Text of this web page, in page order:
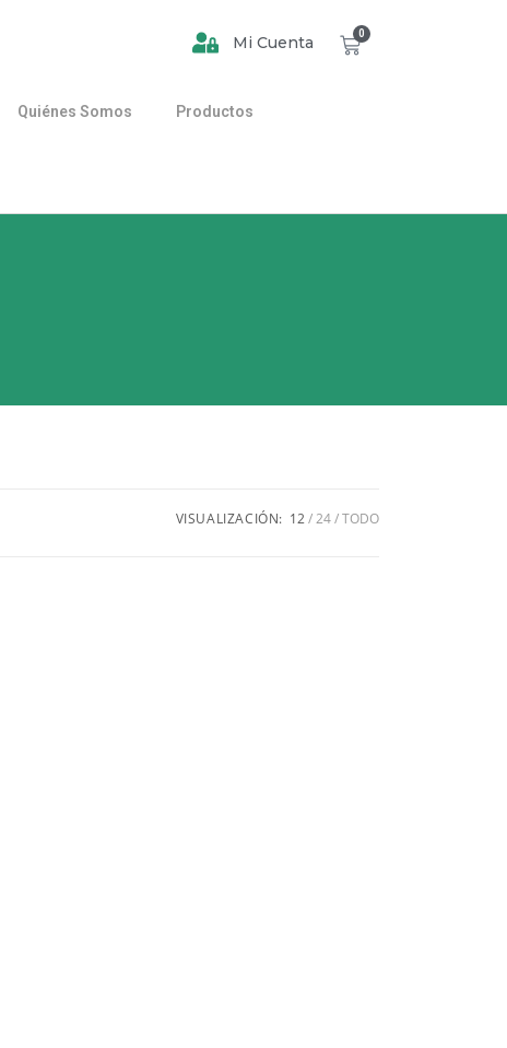
Mi Cuenta 0
Quiénes Somos Productos
VISUALIZACIÓN: 12 24 TODO